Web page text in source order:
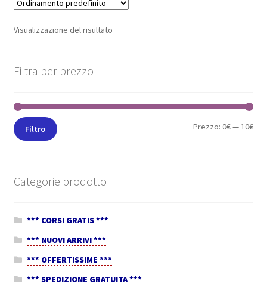
Visualizzazione del risultato
Filtra per prezzo
Filtro Prezzo:0€—10€
Categorie prodotto
*** CORSI GRATIS ***
*** NUOVI ARRIVI ***
*** OFFERTISSIME ***
*** SPEDIZIONE GRATUITA ***